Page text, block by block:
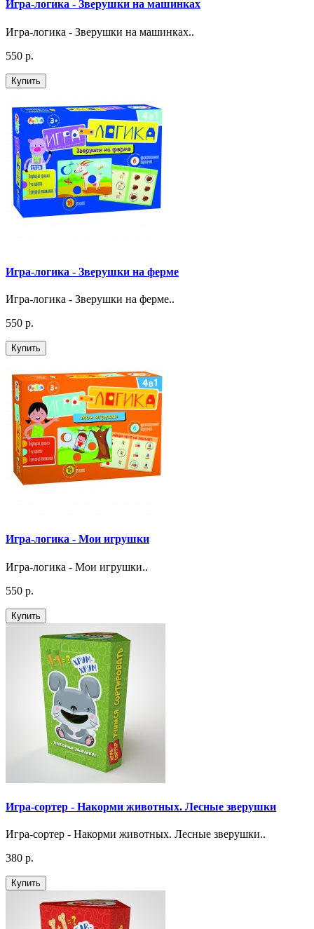
Игра-логика - Зверушки на машинках
Игра-логика - Зверушки на машинках..
550 р.
Купить
Игра-логика - Зверушки на ферме
Игра-логика - Зверушки на ферме..
550 р.
Купить
Игра-логика - Мои игрушки
Игра-логика - Мои игрушки..
550 р.
Купить
Игра-сортер - Накорми животных. Лесные зверушки
Игра-сортер - Накорми животных. Лесные зверушки..
380 р.
Купить